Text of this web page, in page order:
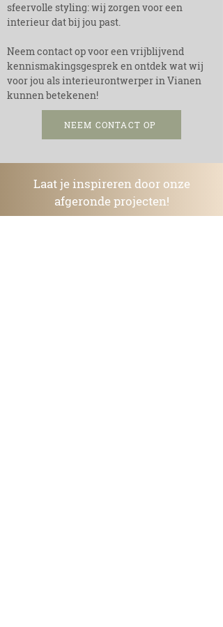
sfeervolle styling: wij zorgen voor een
interieur dat bij jou past.
Neem contact op voor een vrijblijvend
kennismakingsgesprek en ontdek wat wij
voor jou als interieurontwerper in Vianen
kunnen betekenen!
NEEM CONTACT OP
Laat je inspireren door onze
afgeronde projecten!